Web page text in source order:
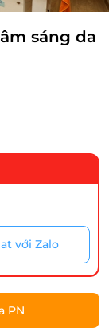
sáng da
với Zalo
PN